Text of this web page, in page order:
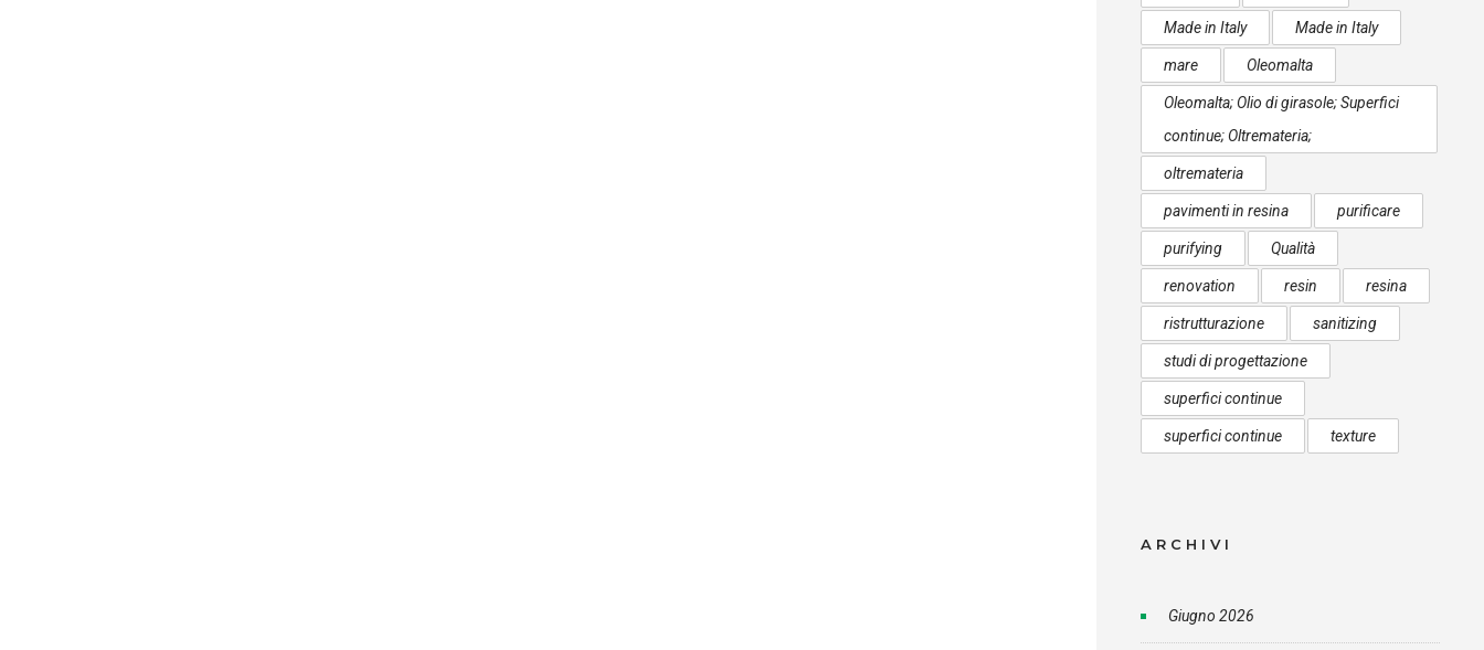
Made in Italy Made in Italy
mare Oleomalta
Oleomalta; Olio di girasole; Superfici
continue; Oltremateria;
oltremateria
pavimenti in resina purificare
purifying Qualità
renovation resin resina
ristrutturazione sanitizing
studi di progettazione
superfici continue
superfici continue texture
ARCHIVI
Giugno 2026